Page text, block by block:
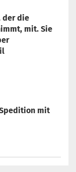
der die
mit. Sie
mit